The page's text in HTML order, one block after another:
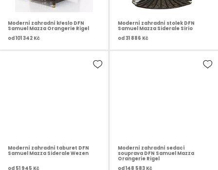
Moderní zahradní křeslo DFN
Samuel Mazza Orangerie Rigel
od 101 342 Kč
Moderní zahradní stolek DFN
Samuel Mazza Siderale Sirio
od 31 886 Kč
Moderní zahradní taburet DFN
Samuel Mazza Siderale Wezen
od 51 945 Kč
Moderní zahradní sedací
souprava DFN Samuel Mazza
Orangerie Rigel
od148 583 Kč